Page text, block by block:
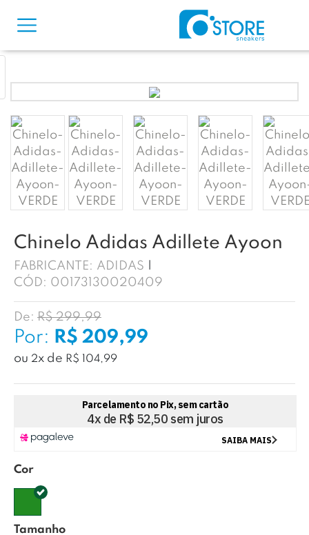
Chinelo Adidas Adillete Ayoon
FABRICANTE: ADIDAS
CÓD: 00173130020409
De: R$ 299,99
Por: R$ 209,99
ou 2x de R$ 104,99
Cor
Tamanho